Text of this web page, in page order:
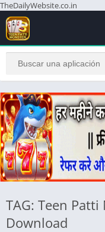
TheDailyWebsite.co.in
TAG: Teen
Download